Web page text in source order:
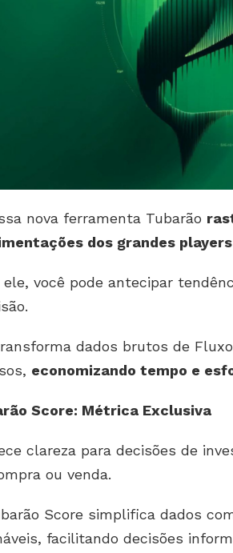
nova ferramenta Tubarão
dos grandes
ele, você pode antecipar
dados brutos de
economizando tempo e
Score: Métrica Exclusiva
clareza para decisões de
ou venda.
Score simplifica dados
facilitando decisões